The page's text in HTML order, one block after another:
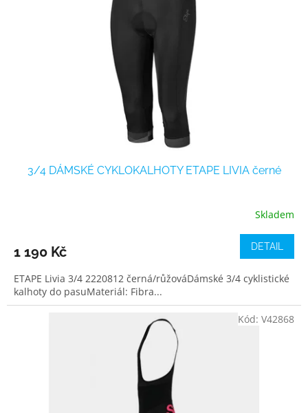
3/4 DÁMSKÉ CYKLOKALHOTY ETAPE LIVIA černé
Skladem
1 190 Kč DETAIL
ETAPE Livia 3/4 2220812 černá/růžováDámské 3/4 cyklistické
kalhoty do pasuMateriál: Fibra...
Kód: V42868